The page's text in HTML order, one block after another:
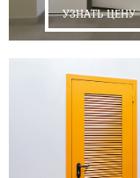
УЗНАТЬ ЦЕНУ